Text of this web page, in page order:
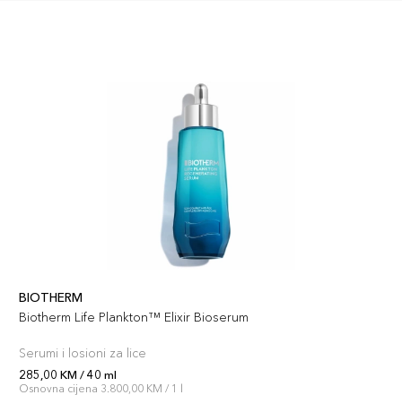
BIOTHERM
Biotherm Life Plankton™ Elixir Bioserum
Serumi i losioni za lice
285,00 KM / 40 ml
Osnovna cijena 3.800,00 KM / 1 l